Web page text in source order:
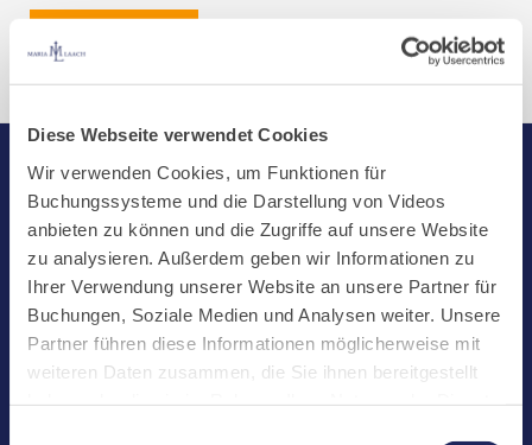
Diese Webseite verwendet Cookies
Wir verwenden Cookies, um Funktionen für
Buchungssysteme und die Darstellung von Videos
anbieten zu können und die Zugriffe auf unsere Website
zu analysieren. Außerdem geben wir Informationen zu
Ihrer Verwendung unserer Website an unsere Partner für
Buchungen, Soziale Medien und Analysen weiter. Unsere
Partner führen diese Informationen möglicherweise mit
weiteren Daten zusammen, die Sie ihnen bereitgestellt
Start
Aktuelles
Kloster
Klosterbetriebe
Spenden